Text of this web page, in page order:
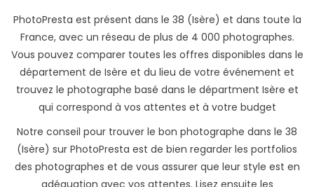
PhotoPresta est présent dans le 38 (Isère) et dans toute la
France, avec un réseau de plus de 4 000 photographes.
Vous pouvez comparer toutes les offres disponibles dans le
département de Isère et du lieu de votre événement et
trouvez le photographe basé dans le départment Isère et
qui correspond à vos attentes et à votre budget
Notre conseil pour trouver le bon photographe dans le 38
(Isère) sur PhotoPresta est de bien regarder les portfolios
des photographes et de vous assurer que leur style est en
adéquation avec vos attentes. Lisez ensuite les